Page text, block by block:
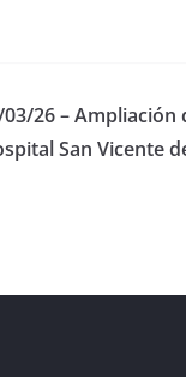
03/26 –
San Vicente